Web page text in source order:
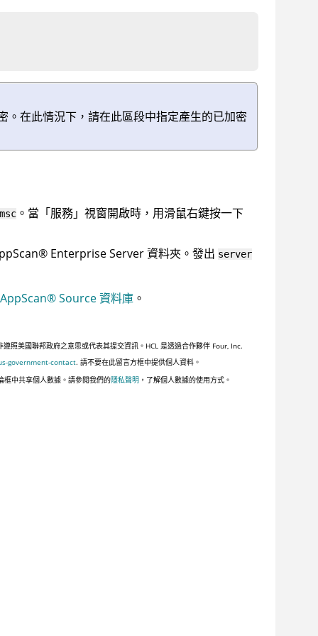
。在此情況下，請在此區段中指定產生的已加密
。當「服務」視窗開啟時，用滑鼠右鍵按一下
®Enterprise Server資料夾。發出 server
AppScan®Source 資料庫。
照美國聯邦政府之意思或代表其提交資訊。HCL 是透過合作夥伴 Four, Inc.
government-contact. 請不要在此留言方框中提供個人資料。
框中共享個人數據。請參閱我們的隱私聲明 ，了解個人數據的使用方式。